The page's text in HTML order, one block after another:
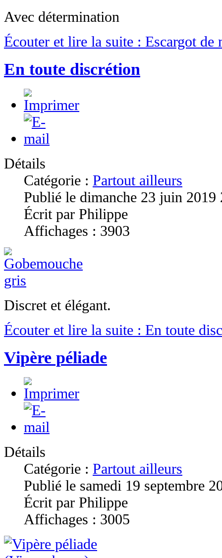
Avec détermination
Écouter et lire la suite : Escargot de
En toute discrétion
Détails
Catégorie : Partout ailleurs
Publié le dimanche 23 juin 2019
Écrit par Philippe
Affichages : 3903
Discret et élégant.
Écouter et lire la suite : En toute
Vipère péliade
Détails
Catégorie : Partout ailleurs
Publié le samedi 19 septembre
Écrit par Philippe
Affichages : 3005